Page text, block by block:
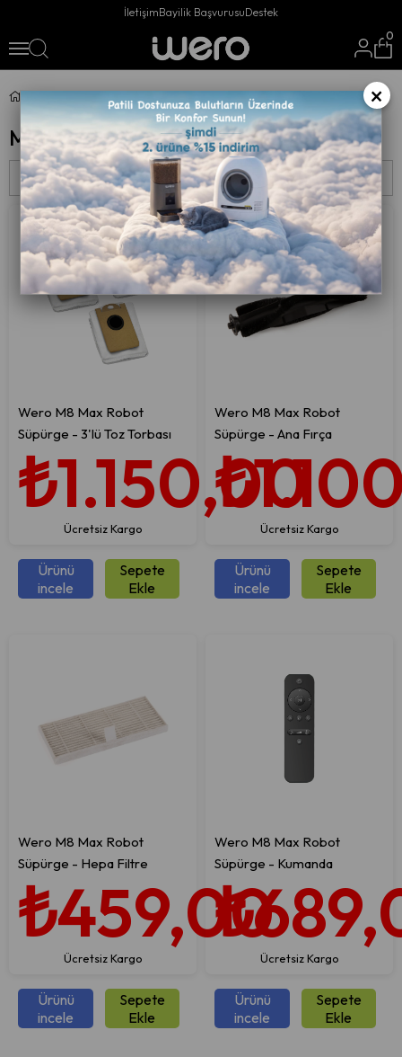
İletişimBayilik BaşvurusuDestek
0
M8 Max Aksesuarları
M8 Max Aksesuarları
Filtreleme
Sıralama
Wero M8 Max Robot
Süpürge - 3'lü Toz Torbası
₺1.150,00
Sepete
Ekle
Ürünü
incele
Ücretsiz Kargo
Wero M8 Max Robot
Süpürge - Ana Fırça
Sepete
Ekle
Ürünü
incele
Ücretsiz Kargo
Wero M8 Max Robot
Süpürge - Hepa Filtre
₺459,00
Sepete
Ekle
Ürünü
incele
Ücretsiz Kargo
Wero M8 Max Robot
Süpürge - Kumanda
Sepete
Ekle
Ürünü
incele
Ücretsiz Kargo
×